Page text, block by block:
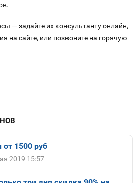
— задайте их консультанту онлайн,
на сайте, или позвоните на горячую
1500 руб
2019 15:57